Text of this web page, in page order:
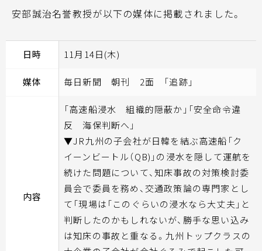
安部誠治名誉教授が以下の媒体に掲載されました。
日時 11月14日(木)
媒体 毎日新聞 朝刊 2面 「追跡」
内容
「高速船浸水 組織的隠蔽か」「安全命令違
反 海保判断へ」
▼JR九州の子会社が日韓を結ぶ高速船「ク
イーンビートル（QB)」の浸水を隠して運航を
続けた問題について、知床事故の対策検討委
員会で委員を務め、交通政策論の専門家とし
て「現場は「このぐらいの浸水なら大丈夫」と
判断したのかもしれないが、勝手な思い込み
は知床の事故と重なる。九州トップクラスの